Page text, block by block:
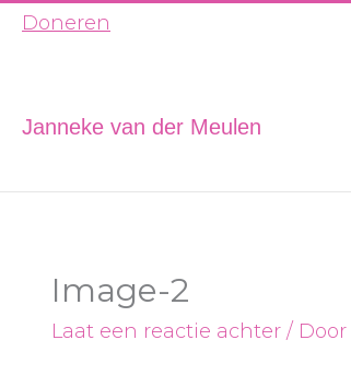
GaDoneren
Janneke van der Meulen
Image-2
Laat een reactie achter / Door